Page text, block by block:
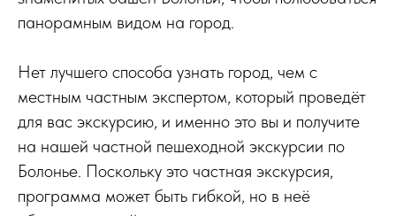
панорамным видом на город.
Нет лучшего способа узнать город, чем с
местным частным экспертом, который проведёт
для вас экскурсию, и именно это вы и получите
на нашей частной пешеходной экскурсии по
Болонье. Поскольку это частная экскурсия,
программа может быть гибкой, но в неё